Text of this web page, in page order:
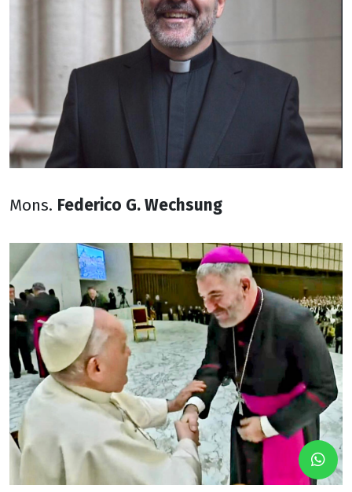
Mons. Federico G. Wechsung